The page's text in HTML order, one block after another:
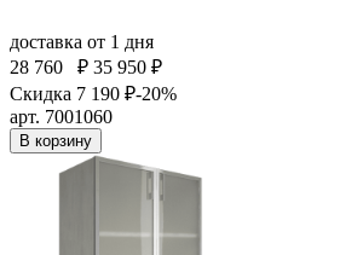
доставка от 1 дня
28 760
₽ 35 950 ₽
Скидка 7 190 ₽-20%
арт. 7001060
В корзину